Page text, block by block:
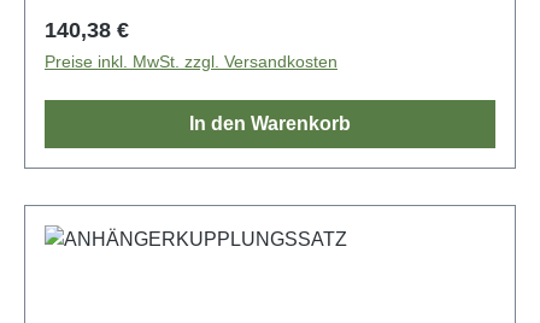
Regulärer Preis:
140,38 €
Preise inkl. MwSt. zzgl. Versandkosten
In den Warenkorb